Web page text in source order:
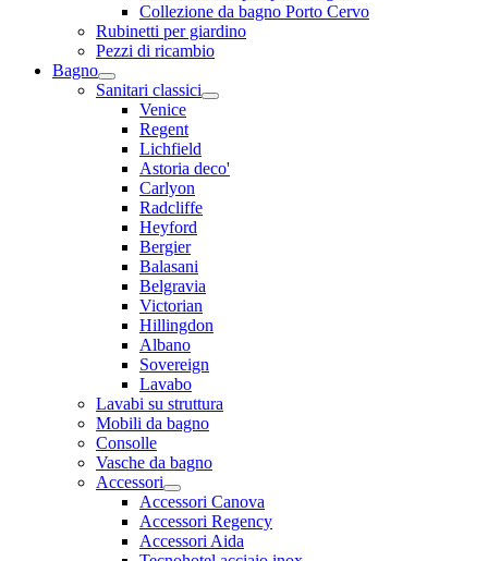
Collezione da bagno Porto Cervo
Rubinetti per giardino
Pezzi di ricambio
Bagno
Sanitari classici
Venice
Regent
Lichfield
Astoria deco'
Carlyon
Radcliffe
Heyford
Bergier
Balasani
Belgravia
Victorian
Hillingdon
Albano
Sovereign
Lavabo
Lavabi su struttura
Mobili da bagno
Consolle
Vasche da bagno
Accessori
Accessori Canova
Accessori Regency
Accessori Aida